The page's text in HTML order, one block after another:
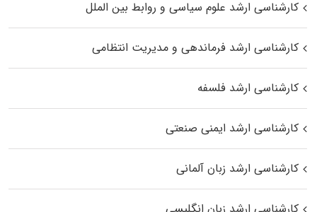
کارشناسی ارشد علوم سیاسی و روابط بین الملل
کارشناسی ارشد فرماندهی و مدیریت انتظامی
کارشناسی ارشد فلسفه
کارشناسی ارشد ایمنی صنعتی
کارشناسی ارشد زبان آلمانی